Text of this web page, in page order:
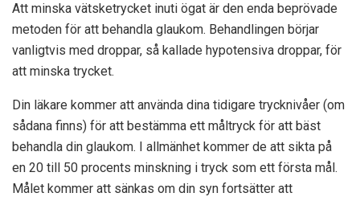
Att minska vätsketrycket inuti ögat är den enda beprövade
metoden för att behandla glaukom. Behandlingen börjar
vanligtvis med droppar, så kallade hypotensiva droppar, för
att minska trycket.
Din läkare kommer att använda dina tidigare trycknivåer (om
sådana finns) för att bestämma ett måltryck för att bäst
behandla din glaukom. I allmänhet kommer de att sikta på
en 20 till 50 procents minskning i tryck som ett första mål.
Målet kommer att sänkas om din syn fortsätter att